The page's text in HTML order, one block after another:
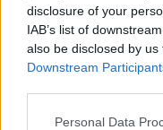
disclosure of your
IAB’s list of
also be disclosed by
Downstream
Please note that this
Personal Data